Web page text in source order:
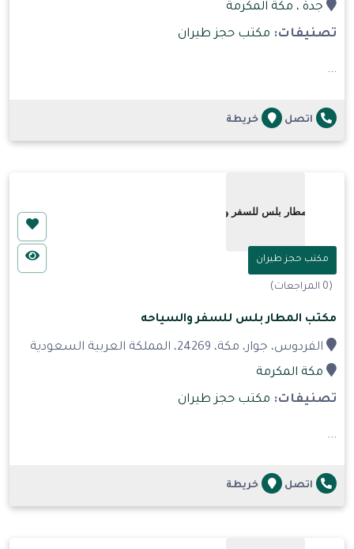
جدة ، مكة المكرمة
تصنيفات: مكتب حجز طيران
...
اتصل خريطة
مكتب حجز طيران
(0 المراجعات)
مكتب المطار بلس للسفر والسياحه
الفردوس، جوار، مكة، 24269، المملكة العربية السعودية
مكة المكرمة
تصنيفات: مكتب حجز طيران
...
اتصل خريطة